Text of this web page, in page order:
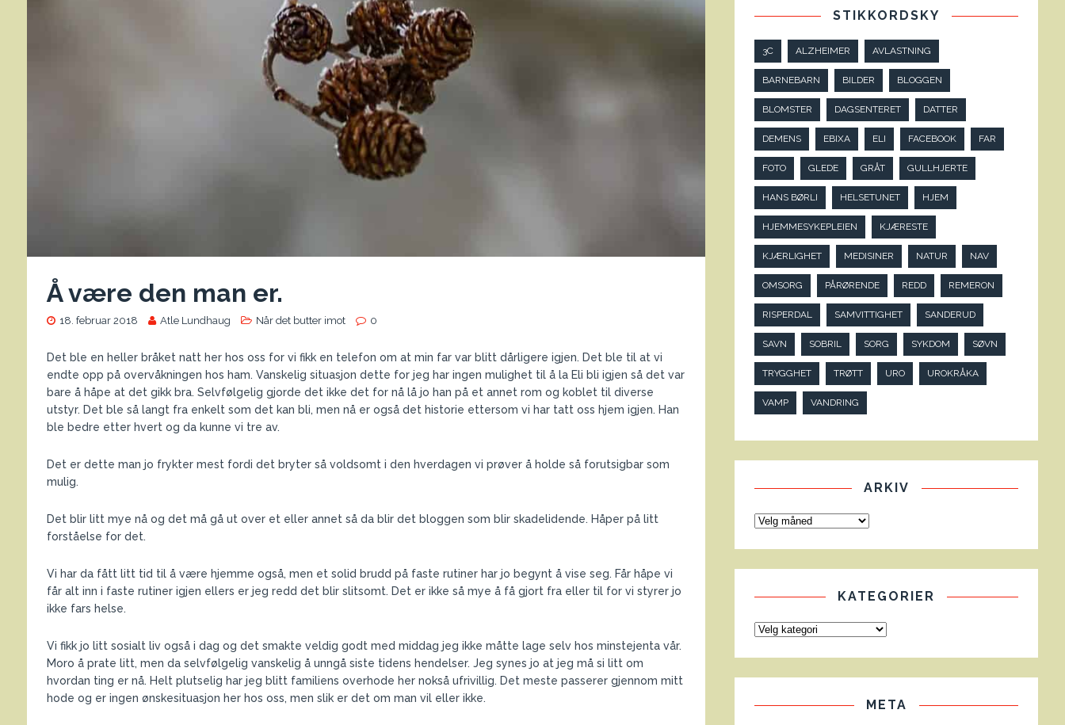
Å være den man er.
18. februar 2018 Atle Lundhaug Når det butter imot 0
Det ble en heller bråket natt her hos oss for vi fikk en telefon om at min far var blitt dårligere igjen. Det ble til at vi
endte opp på overvåkningen hos ham. Vanskelig situasjon dette for jeg har ingen mulighet til å la Eli bli igjen så det var
bare å håpe at det gikk bra. Selvfølgelig gjorde det ikke det for nå lå jo han på et annet rom og koblet til diverse
utstyr. Det ble så langt fra enkelt som det kan bli, men nå er også det historie ettersom vi har tatt oss hjem igjen. Han
ble bedre etter hvert og da kunne vi tre av.
Det er dette man jo frykter mest fordi det bryter så voldsomt i den hverdagen vi prøver å holde så forutsigbar som
mulig.
Det blir litt mye nå og det må gå ut over et eller annet så da blir det bloggen som blir skadelidende. Håper på litt
forståelse for det.
Vi har da fått litt tid til å være hjemme også, men et solid brudd på faste rutiner har jo begynt å vise seg. Får håpe vi
får alt inn i faste rutiner igjen ellers er jeg redd det blir slitsomt. Det er ikke så mye å få gjort fra eller til for vi styrer jo
ikke fars helse.
Vi fikk jo litt sosialt liv også i dag og det smakte veldig godt med middag jeg ikke måtte lage selv hos minstejenta vår.
Moro å prate litt, men da selvfølgelig vanskelig å unngå siste tidens hendelser. Jeg synes jo at jeg må si litt om
hvordan ting er nå. Helt plutselig har jeg blitt familiens overhode her nokså ufrivillig. Det meste passerer gjennom mitt
hode og er ingen ønskesituasjon her hos oss, men slik er det om man vil eller ikke.
STIKKORDSKY
3C ALZHEIMER AVLASTNING
BARNEBARN BILDER BLOGGEN
BLOMSTER DAGSENTERET DATTER
DEMENS EBIXA ELI FACEBOOK FAR
FOTO GLEDE GRÅT GULLHJERTE
HANS BØRLI HELSETUNET HJEM
HJEMMESYKEPLEIEN KJÆRESTE
KJÆRLIGHET MEDISINER NATUR NAV
OMSORG PÅRØRENDE REDD REMERON
RISPERDAL SAMVITTIGHET SANDERUD
SAVN SOBRIL SORG SYKDOM SØVN
TRYGGHET TRØTT URO UROKRÅKA
VAMP VANDRING
ARKIV
KATEGORIER
META